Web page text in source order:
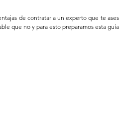
de contratar a un experto que te
que no y para esto preparamos esta